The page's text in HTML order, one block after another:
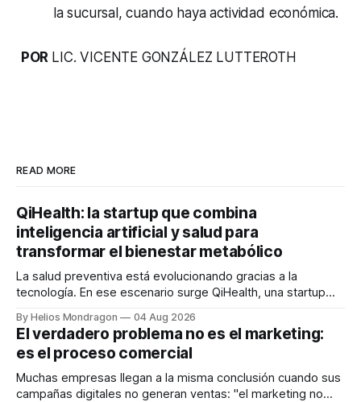
la sucursal, cuando haya actividad económica.
POR LIC. VICENTE GONZÁLEZ LUTTEROTH
READ MORE
QiHealth: la startup que combina
inteligencia artificial y salud para
transformar el bienestar metabólico
La salud preventiva está evolucionando gracias a la
tecnología. En ese escenario surge QiHealth, una startup
dispositivos inteligentes, inteligencia artificial y monitoreo
en tiempo real para ayudar a las personas a tomar mejores
decisiones sobre su salud metabólica. Su propuesta busca
responder
By Helios Mondragon 04 Aug 2026
El verdadero problema no es el marketing:
es el proceso comercial
Muchas empresas llegan a la misma conclusión cuando sus
campañas digitales no generan ventas: "el marketing no